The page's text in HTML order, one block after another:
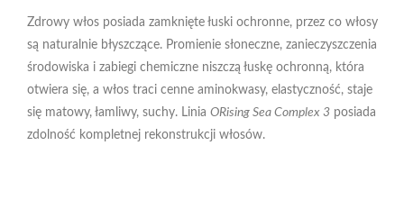
Zdrowy włos posiada zamknięte łuski ochronne, przez co włosy
są naturalnie błyszczące. Promienie słoneczne, zanieczyszczenia
środowiska i zabiegi chemiczne niszczą łuskę ochronną, która
otwiera się, a włos traci cenne aminokwasy, elastyczność, staje
się matowy, łamliwy, suchy. Linia ORising Sea Complex 3 posiada
zdolność kompletnej rekonstrukcji włosów.